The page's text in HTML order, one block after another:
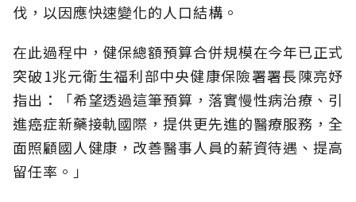
伐，以因應快速變化的人口結構。
在此過程中，健保總額預算合併規模在今年已正式
突破1兆元衛生福利部中央健康保險署署長陳亮妤
指出：「希望透過這筆預算，落實慢性病治療、引
進癌症新藥接軌國際，提供更先進的醫療服務，全
面照顧國人健康，改善醫事人員的薪資待遇、提高
留任率。」